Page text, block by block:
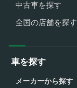
中古車を探す
全国の店舗を探す
車を探す
メーカーから探す